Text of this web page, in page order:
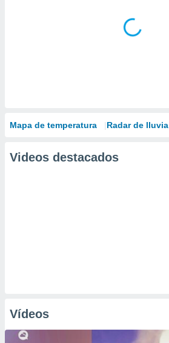
Mapa de temperatura Radar de lluvia
Videos destacados
Vídeos